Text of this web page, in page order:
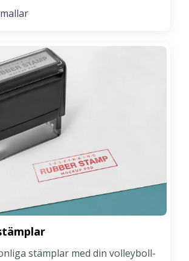
stämplar med din volleyboll-